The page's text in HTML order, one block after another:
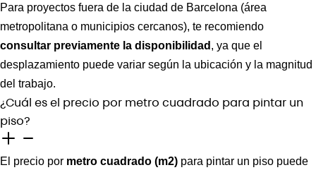
Para proyectos fuera de la ciudad de Barcelona (área
metropolitana o municipios cercanos), te recomiendo
consultar previamente la disponibilidad , ya que el
desplazamiento puede variar según la ubicación y la magnitud
del trabajo.
¿Cuál es el precio por metro cuadrado para pintar un
piso?
El precio por metro cuadrado (m2) para pintar un piso puede